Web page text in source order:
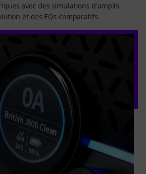
avec des simulations d'amplis,
et des EQs comparatifs.